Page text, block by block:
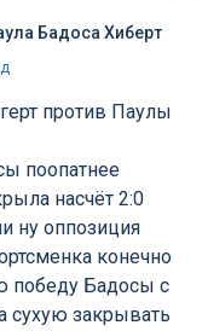
Бадоса Хиберт
против Паулы
поопатнее
насчёт 2:0
ну оппозиция
конечно
победу Бадосы с
сухую закрывать